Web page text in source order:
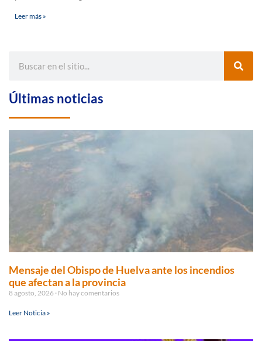
Leer más »
Últimas noticias
Mensaje del Obispo de Huelva ante los incendios
que afectan a la provincia
8 agosto, 2026 No hay comentarios
Leer Noticia »